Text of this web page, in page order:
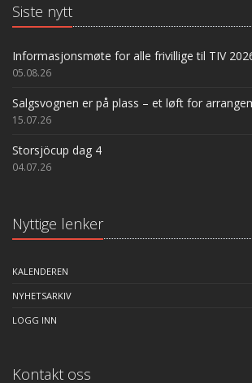
Siste nytt
Informasjonsmøte for alle frivillige til TIV
05.08.26
Salgsvognen er på plass – et løft for
15.07.26
Storsjöcup dag 4
04.07.26
Nyttige lenker
KALENDEREN
NYHETSARKIV
LOGG INN
Kontakt oss